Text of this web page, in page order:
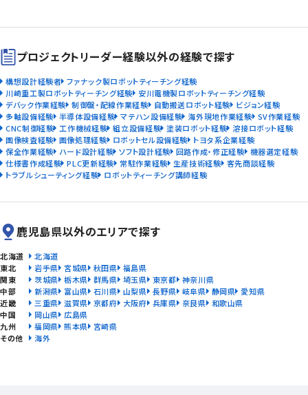
プロジェクトリーダー経験以外の経験で探す
構想設計経験者 ファナック製ロボットティーチング経験
川崎重工製ロボットティーチング経験 安川電機製ロボットティーチング経験
デバック作業経験 制御盤・配線作業経験 自動搬送ロボット経験 ビジョン経験
多軸設備経験 半導体設備経験 マテハン設備経験 海外現地作業経験 SV作業経験
CNC制御経験 工作機械経験 組立設備経験 塗装ロボット経験 溶接ロボット経験
画像検査経験 画像処理経験 ロボットセル設備経験 トヨタ系企業経験
保全作業経験 ハード設計経験 ソフト設計経験 回路作成・修正経験 機器選定経験
仕様書作成経験 PLC更新経験 常駐作業経験 生産技術経験 客先商談経験
トラブルシューティング経験 ロボットティーチング講師経験
鹿児島県以外のエリアで探す
北海道
北海道
東北
岩手県 宮城県 秋田県 福島県
関東
茨城県 栃木県 群馬県 埼玉県 東京都
神奈川県
中部
新潟県 富山県 石川県 山梨県 長野県 岐阜県 静岡県 愛知県
近畿
三重県 滋賀県 京都府 大阪府 兵庫県 奈良県 和歌山県
中国
岡山県
広島県
九州
福岡県 熊本県
宮崎県
その他
海外